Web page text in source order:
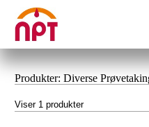
Produkter: Diverse
Viser 1 produkter